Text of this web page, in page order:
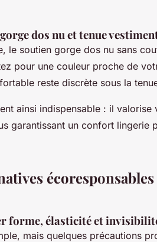
dos nu et tenue
le soutien gorge dos nu sans
pour une couleur proche de
reste discrète sous la
ainsi indispensable : il valorise
garantissant un confort lingerie
forme, élasticité et
mais quelques précautions